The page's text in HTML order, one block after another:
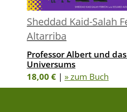
Sheddad Kaid-Salah
Altarriba
Professor Albert und
Universums
18,00 € | » zum Buch